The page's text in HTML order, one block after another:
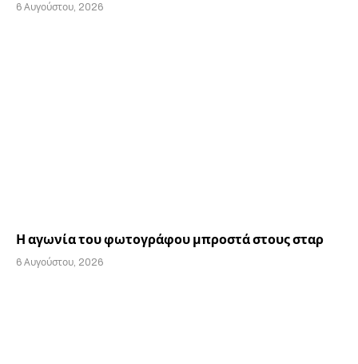
6 Αυγούστου, 2026
Η αγωνία του φωτογράφου μπροστά στους σταρ
6 Αυγούστου, 2026